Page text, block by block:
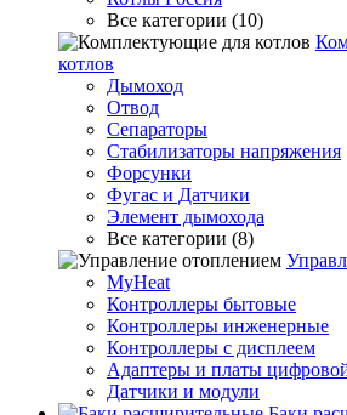
Все категории (10)
котлов
Дымоход
Отвод
Сепараторы
Стабилизаторы напряжения
Форсунки
Фугас и Датчики
Элемент дымохода
Все категории (8)
MyHeat
Контроллеры бытовые
Контроллеры инженерные
Контроллеры с дисплеем
Адаптеры и платы
Датчики и модули